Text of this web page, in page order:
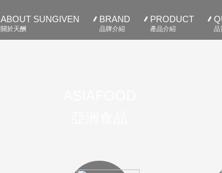
ABOUT SUNGIVEN
關於天酬
BRAND
品牌介紹
PRODUCT
產品介紹 品